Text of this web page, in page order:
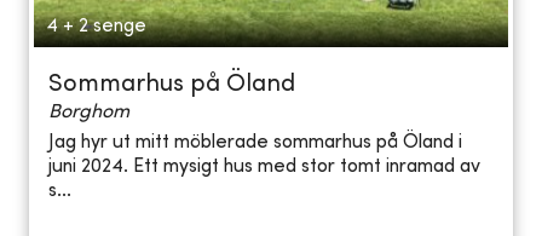
4 + 2 senge
Sommarhus på Öland
Borghom
Jag hyr ut mitt möblerade sommarhus på Öland i
juni 2024. Ett mysigt hus med stor tomt inramad av
s...